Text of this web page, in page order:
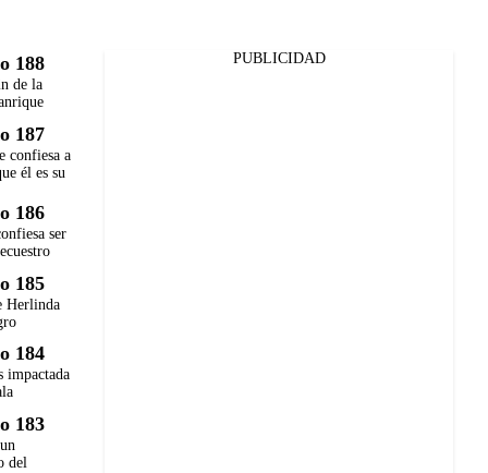
188
de la
187
confiesa a
él es su
186
ser
185
Herlinda
184
impactada
183
del
PUBLICIDAD